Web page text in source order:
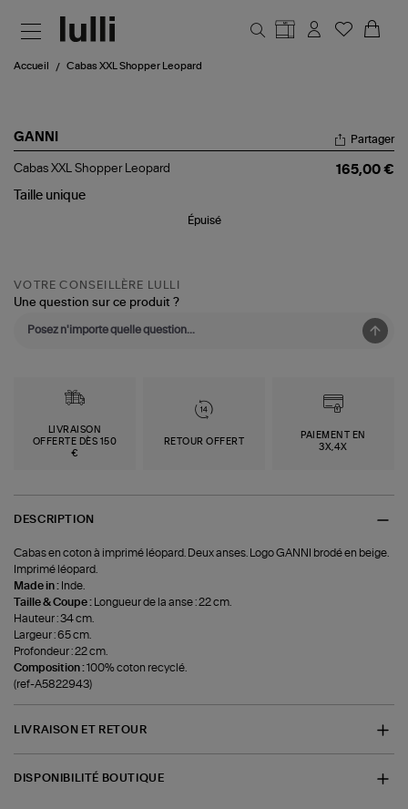
Accueil Cabas XXL Shopper Leopard
GANNI
Cabas
Shopper
Partager
Cabas XXL Shopper Leopard
165,00 €
Taille unique
Épuisé
VOTRE CONSEILLÈRE LULLI
Une question sur ce produit ?
LIVRAISON
OFFERTE DÈS 150
€
RETOUR OFFERT
PAIEMENT EN
3X,4X
DESCRIPTION
Cabas en coton à imprimé léopard. Deux anses. Logo GANNI brodé en beige.
Imprimé léopard.
Made in : Inde.
Taille & Coupe :
Longueur de la anse : 22 cm.
Hauteur : 34 cm.
Largeur : 65 cm.
Profondeur : 22 cm.
Composition :100% coton recyclé.
(ref-A5822943)
LIVRAISON ET RETOUR
DISPONIBILITÉ BOUTIQUE